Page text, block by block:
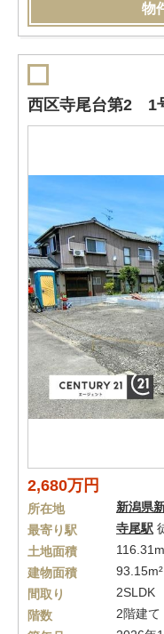
物
西区寺尾台第2
2,680万円
所在地 新潟県
最寄り駅
寺尾駅
土地面積
建物面積
93.15m²
間取り
2SLDK
階数
2階建て